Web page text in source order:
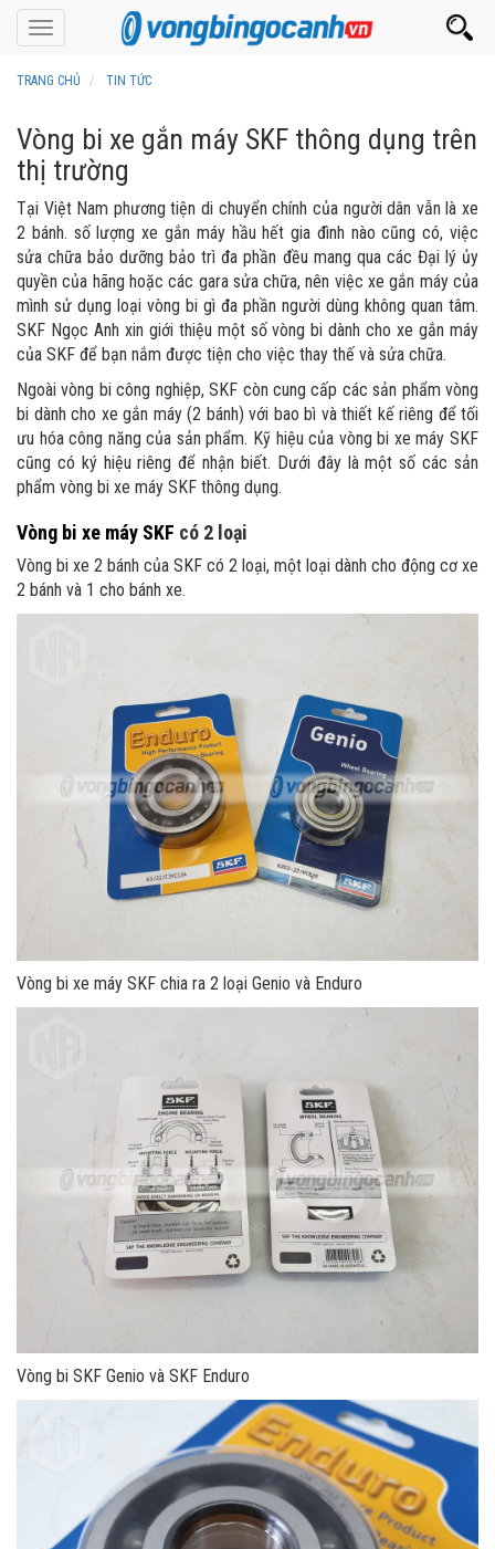
Toggle
navigation
TRANG CHỦ TIN TỨC
Vòng bi xe gắn máy SKF thông dụng trên
thị trường
Tại Việt Nam phương tiện di chuyển chính của người dân vẫn là xe
2 bánh. số lượng xe gắn máy hầu hết gia đình nào cũng có, việc
sửa chữa bảo dưỡng bảo trì đa phần đều mang qua các Đại lý ủy
quyền của hãng hoặc các gara sửa chữa, nên việc xe gắn máy của
mình sử dụng loại vòng bi gì đa phần người dùng không quan tâm.
SKF Ngọc Anh xin giới thiệu một số vòng bi dành cho xe gắn máy
của SKF để bạn nắm được tiện cho việc thay thế và sửa chữa.
Ngoài vòng bi công nghiệp, SKF còn cung cấp các sản phẩm vòng
bi dành cho xe gắn máy (2 bánh) với bao bì và thiết kế riêng để tối
ưu hóa công năng của sản phẩm. Kỹ hiệu của vòng bi xe máy SKF
cũng có ký hiệu riêng để nhận biết. Dưới đây là một số các sản
phẩm vòng bi xe máy SKF thông dụng.
Vòng bi xe máy SKF có 2 loại
Vòng bi xe 2 bánh của SKF có 2 loại, một loại dành cho động cơ xe
2 bánh và 1 cho bánh xe.
Vòng bi xe máy SKF chia ra 2 loại Genio và Enduro
Vòng bi SKF Genio và SKF Enduro